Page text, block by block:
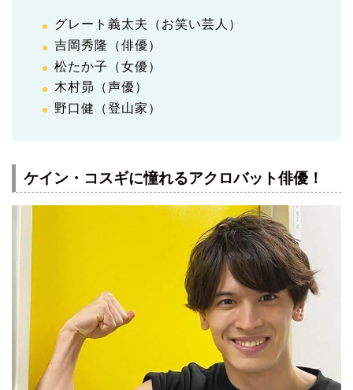
グレート義太夫（お笑い芸人）
吉岡秀隆（俳優）
松たか子（女優）
木村昴（声優）
野口健（登山家）
ケイン・コスギに憧れるアクロバット俳優！